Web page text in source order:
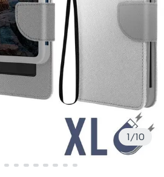
1 10